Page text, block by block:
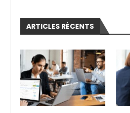
ARTICLES RÉCENTS